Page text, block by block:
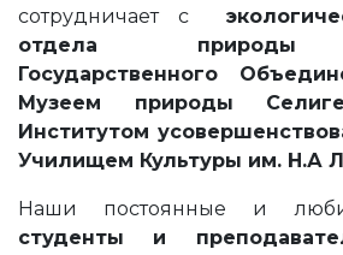
сотрудничает с
отдела природы
Государственного
Музеем природы
Институтом
Училищем Культуры им. Н.А
Наши постоянные и
студенты и